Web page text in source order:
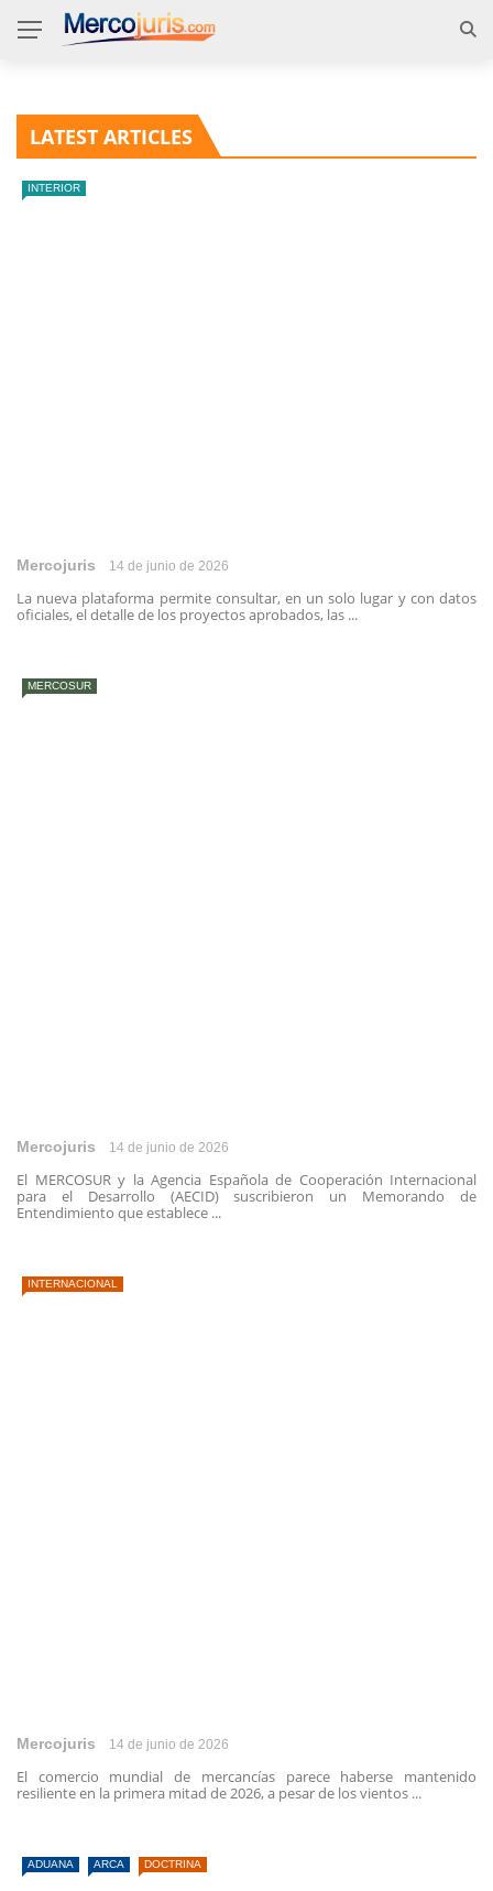
LATEST ARTICLES
INTERIOR
Mercojuris 14 de junio de 2026
La nueva plataforma permite consultar, en un solo lugar y con datos
oficiales, el detalle de los proyectos aprobados, las ...
MERCOSUR
Mercojuris 14 de junio de 2026
El MERCOSUR y la Agencia Española de Cooperación Internacional
para el Desarrollo (AECID) suscribieron un Memorando de
Entendimiento que establece ...
INTERNACIONAL
Mercojuris 14 de junio de 2026
El comercio mundial de mercancías parece haberse mantenido
resiliente en la primera mitad de 2026, a pesar de los vientos ...
ADUANA ARCA DOCTRINA